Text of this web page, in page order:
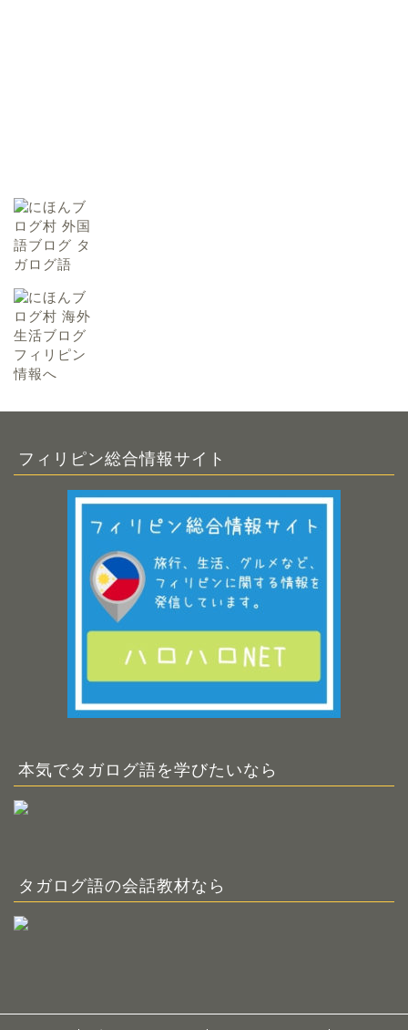
フィリピン総合情報サイト
本気でタガログ語を学びたいなら
タガログ語の会話教材なら